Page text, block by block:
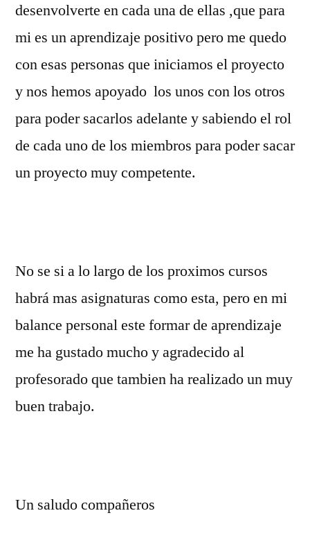
desenvolverte en cada una de ellas ,que para
mi es un aprendizaje positivo pero me quedo
con esas personas que iniciamos el proyecto
y nos hemos apoyado los unos con los otros
para poder sacarlos adelante y sabiendo el rol
de cada uno de los miembros para poder sacar
un proyecto muy competente.
No se si a lo largo de los proximos cursos
habrá mas asignaturas como esta, pero en mi
balance personal este formar de aprendizaje
me ha gustado mucho y agradecido al
profesorado que tambien ha realizado un muy
buen trabajo.
Un saludo compañeros